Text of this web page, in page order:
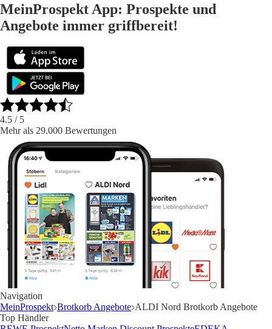
MeinProspekt App: Prospekte und
Angebote immer griffbereit!
4.5 / 5
Mehr als 29.000 Bewertungen
Navigation
MeinProspekt Brotkorb Angebote ALDI Nord Brotkorb Angebote
Top Händler